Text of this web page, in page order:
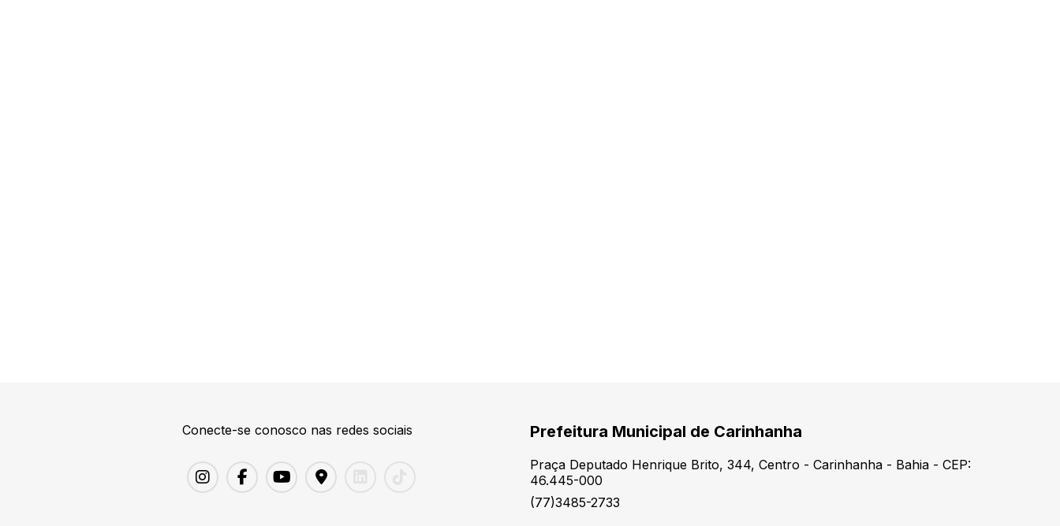
Conecte-se conosco nas redes sociais Prefeitura Municipal de Carinhanha
Praça Deputado Henrique Brito, 344, Centro - Carinhanha - Bahia - CEP:
46.445-000
(77)3485-2733